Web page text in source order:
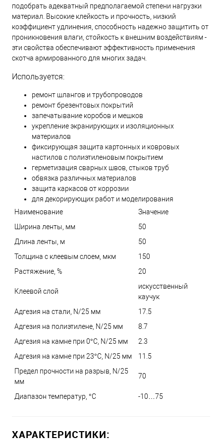
подобрать адекватный предполагаемой степени нагрузки
материал. Высокие клейкость и прочность, низкий
коэффициент удлинения, способность надежно защитить от
проникновения влаги, стойкость к внешним воздействиям -
эти свойства обеспечивают эффективность применения
скотча армированного для многих задач.
Используется:
ремонт шлангов и трубопроводов
ремонт брезентовых покрытий
запечатывание коробов и мешков
укрепление экранирующих и изоляционных
материалов
фиксирующая защита картонных и ковровых
настилов с полиэтиленовым покрытием
герметизация сварных швов, стыков труб
обвязка различных материалов
защита каркасов от коррозии
для декорирующих работ и моделирования
Наименование
Значение
Ширина ленты, мм
50
Длина ленты, м
50
Толщина с клеевым слоем, мкм
150
Растяжение, %
20
Клеевой слой
искусственный
каучук
Адгезия на стали, N/25 мм
17.5
Адгезия на полиэтилене, N/25 мм
8.7
Адгезия на камне при 0°С, N/25 мм
2.3
Адгезия на камне при 23°С, N/25 мм
11.5
Предел прочности на разрыв, N/25
мм
70
Диапазон температур, °C -10…75
ХАРАКТЕРИСТИКИ: